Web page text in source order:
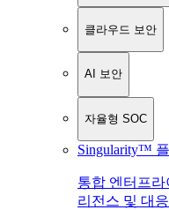
클라우드 보안
AI 보안
자율형 SOC
Singularity™
통합 엔터프
리전스 및 대